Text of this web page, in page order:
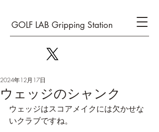
GOLF LAB Gripping Station
ウェッジのシャンク
2024年12月17日
ウェッジはスコアメイクには欠かせな
いクラブですね。